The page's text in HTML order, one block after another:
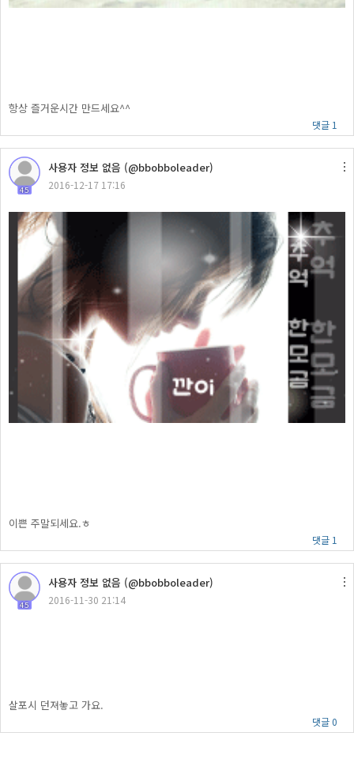
항상 즐거운시간 만드세요^^
댓글 1
45
사용자 정보 없음 (@bbobboleader)
2016-12-17 17:16
이쁜 주말되세요.ㅎ
댓글 1
45
사용자 정보 없음 (@bbobboleader)
2016-11-30 21:14
살포시 던져놓고 가요.
댓글 0